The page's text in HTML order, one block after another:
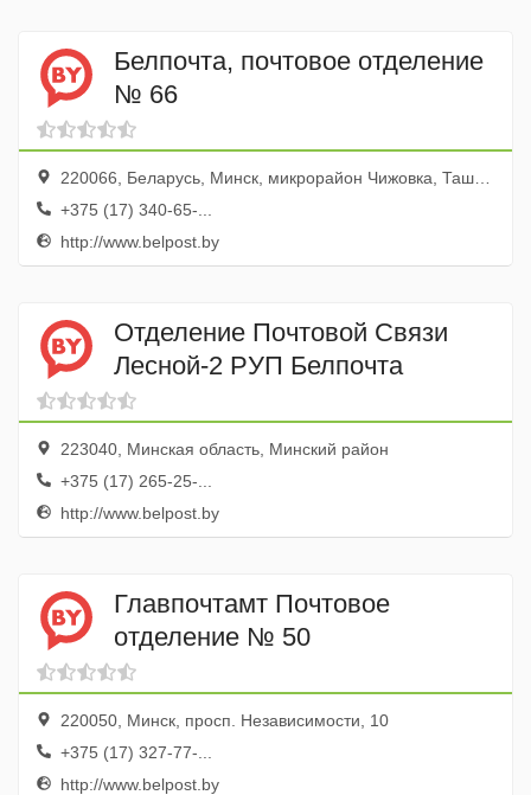
Белпочта, почтовое отделение
№ 66
220066, Беларусь, Минск, микрорайон Чижовка, Ташкентская улица, 16к1
+375 (17) 340-65-...
http://www.belpost.by
Отделение Почтовой Связи
Лесной-2 РУП Белпочта
223040, Минская область, Минский район
+375 (17) 265-25-...
http://www.belpost.by
Главпочтамт Почтовое
отделение № 50
220050, Минск, просп. Независимости, 10
+375 (17) 327-77-...
http://www.belpost.by